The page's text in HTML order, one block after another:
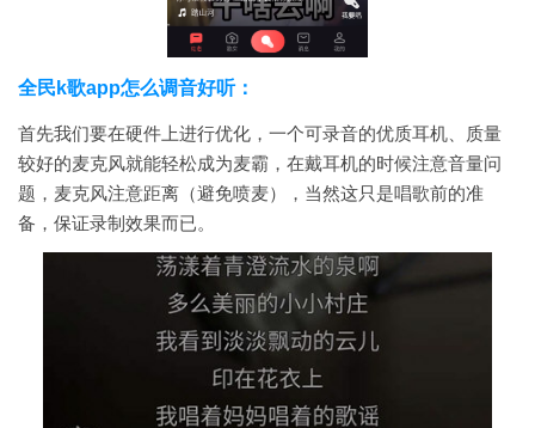
全民k歌app怎么调音好听：
首先我们要在硬件上进行优化，一个可录音的优质耳机、质量
较好的麦克风就能轻松成为麦霸，在戴耳机的时候注意音量问
题，麦克风注意距离（避免喷麦），当然这只是唱歌前的准
备，保证录制效果而已。